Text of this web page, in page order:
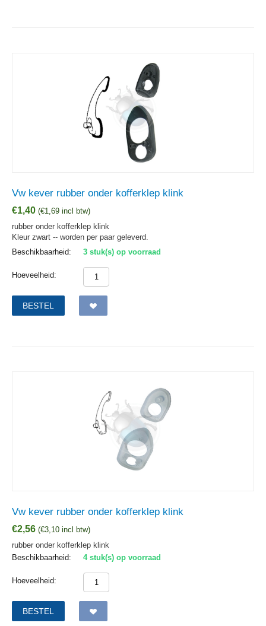
Vw kever rubber onder kofferklep klink
€1,40 (€1,69 incl btw)
rubber onder kofferklep klink
Kleur zwart -- worden per paar geleverd.
Beschikbaarheid:
3 stuk(s) op voorraad
Hoeveelheid:
BESTEL
Vw kever rubber onder kofferklep klink
€2,56 (€3,10 incl btw)
rubber onder kofferklep klink
Beschikbaarheid:
4 stuk(s) op voorraad
Hoeveelheid:
BESTEL